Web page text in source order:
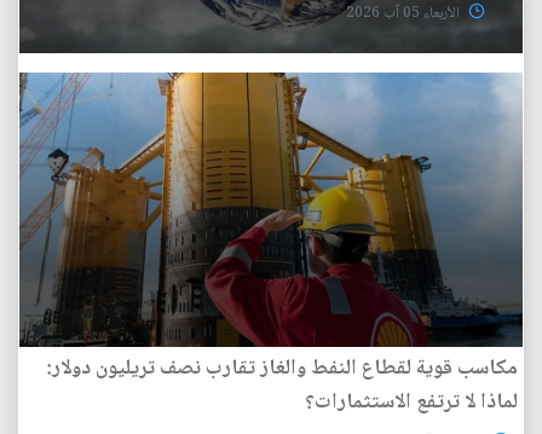
الأربعاء 05 آب 2026
مكاسب قوية لقطاع النفط والغاز تقارب نصف تريليون دولار:
لماذا لا ترتفع الاستثمارات؟